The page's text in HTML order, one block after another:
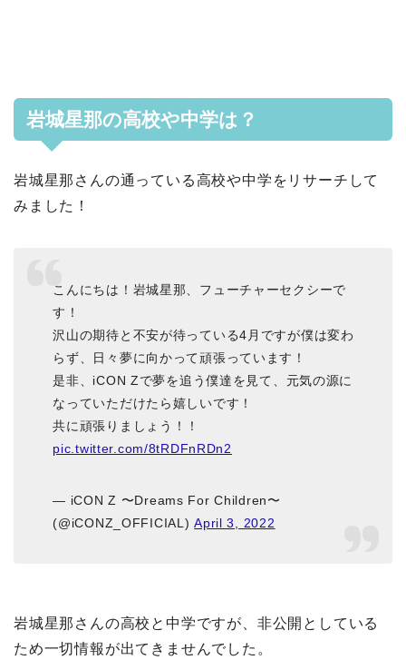
岩城星那の高校や中学は？
岩城星那さんの通っている高校や中学をリサーチして
みました！
こんにちは！岩城星那、フューチャーセクシーで
す！
沢山の期待と不安が待っている4月ですが僕は変わ
らず、日々夢に向かって頑張っています！
是非、iCON Zで夢を追う僕達を見て、元気の源に
なっていただけたら嬉しいです！
共に頑張りましょう！！
pic.twitter.com/8tRDFnRDn2
— iCON Z 〜Dreams For Children〜
(@iCONZ_OFFICIAL)April 3, 2022
岩城星那さんの高校と中学ですが、非公開としている
ため一切情報が出てきませんでした。